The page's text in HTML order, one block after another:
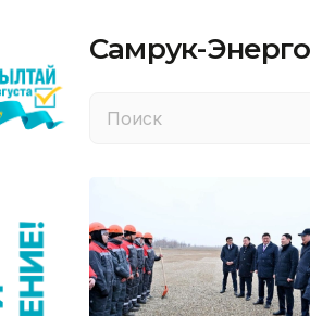
Самрук-Энерго